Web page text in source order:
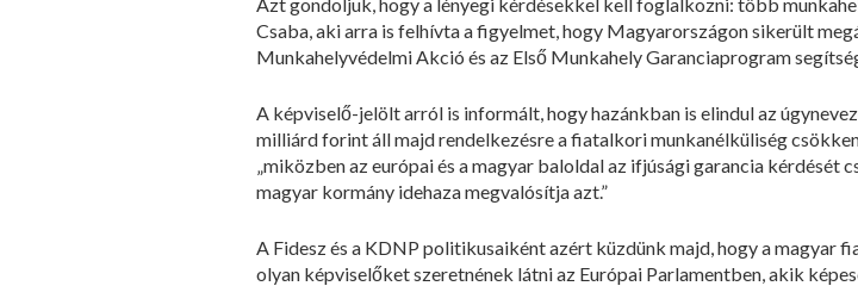
Csaba, aki arra is felhívta a figyelmet, hogy Magyarországon sikerült
Munkahelyvédelmi Akció és az Első Munkahely Garanciaprogram
A képviselő-jelölt arról is informált, hogy hazánkban is elindul az
milliárd forint áll majd rendelkezésre a fiatalkori munkanélküliség
„miközben az európai és a magyar baloldal az ifjúsági garancia kérdését
magyar kormány idehaza megvalósítja azt.”
A Fidesz és a KDNP politikusaiként azért küzdünk majd, hogy a magyar
olyan képviselőket szeretnének látni az Európai Parlamentben, akik